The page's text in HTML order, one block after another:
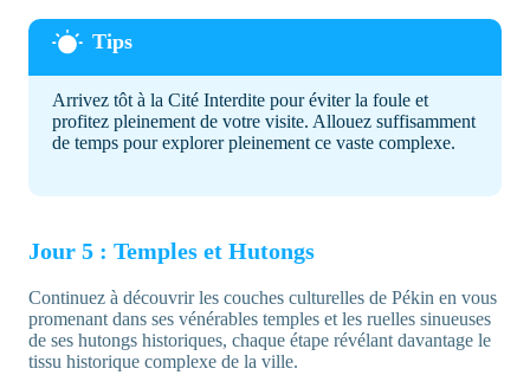
Arrivez tôt à la Cité Interdite pour éviter la foule et
profitez pleinement de votre visite. Allouez suffisamment
de temps pour explorer pleinement ce vaste complexe.
Jour 5 : Temples et Hutongs
Continuez à découvrir les couches culturelles de Pékin en vous
promenant dans ses vénérables temples et les ruelles sinueuses
de ses hutongs historiques, chaque étape révélant davantage le
tissu historique complexe de la ville.